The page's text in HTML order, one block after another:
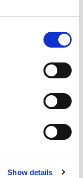
Show details
Grecia, Lavrio: